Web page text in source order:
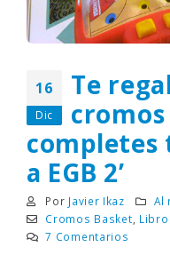
16
Dic
Te
completes
a EGB 2’
Por Javier Ikaz
Al
Cromos Basket, Libro
7 Comentarios